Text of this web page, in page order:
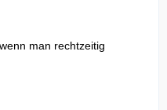
man rechtzeitig